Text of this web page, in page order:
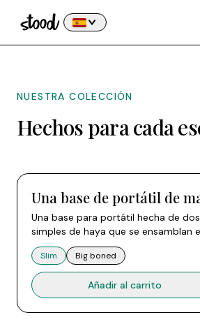
NUESTRA COLECCIÓN
Hechos para cada
Una base de portátil de
Una base para portátil hecha de
simples de haya que se ensamblan
Cuando no la usas, las dos piezas se
desmontan y se sujetan al portátil
banda de silicona. Compatible con
portátiles de 10 a 15 pulgadas.
Slim Big boned
Añadir al carrito